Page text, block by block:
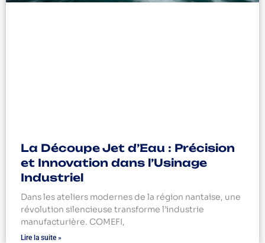
La Découpe Jet d’Eau : Précision
et Innovation dans l’Usinage
Industriel
Dans les ateliers modernes de la région nantaise, une
révolution silencieuse transforme l’industrie
manufacturière. COMEFI,
Lire la suite »